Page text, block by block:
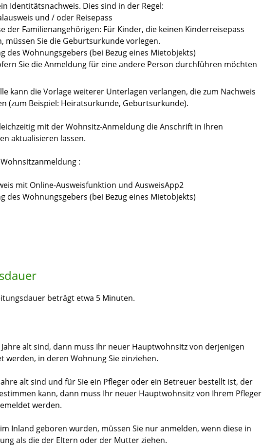
Identitätsnachweis. Dies sind in der Regel:
und / oder Reisepass
der Familienangehörigen: Für Kinder, die keinen Kinderreisepass
müssen Sie die Geburtsurkunde vorlegen.
des Wohnungsgebers (bei Bezug eines Mietobjekts)
Sie die Anmeldung für eine andere Person durchführen möchten
kann die Vorlage weiterer Unterlagen verlangen, die zum Nachweis
(zum Beispiel: Heiratsurkunde, Geburtsurkunde).
mit der Wohnsitz-Anmeldung die Anschrift in Ihren
aktualisieren lassen.
:
mit Online-Ausweisfunktion und AusweisApp2
des Wohnungsgebers (bei Bezug eines Mietobjekts)
beträgt etwa 5 Minuten.
alt sind, dann muss Ihr neuer Hauptwohnsitz von derjenigen
werden, in deren Wohnung Sie einziehen.
alt sind und für Sie ein Pfleger oder ein Betreuer bestellt ist, der
kann, dann muss Ihr neuer Hauptwohnsitz von Ihrem Pfleger
werden.
Inland geboren wurden, müssen Sie nur anmelden, wenn diese in
als die der Eltern oder der Mutter ziehen.